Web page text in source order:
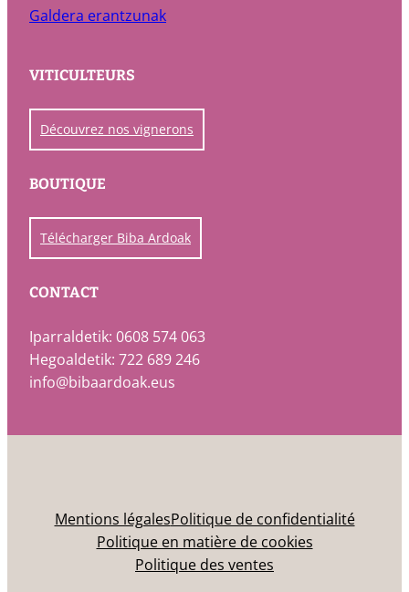
Galdera erantzunak
VITICULTEURS
Découvrez nos vignerons
BOUTIQUE
Télécharger Biba Ardoak
CONTACT
Iparraldetik: 0608 574 063
Hegoaldetik: 722 689 246
info@bibaardoak.eus
Mentions légalesPolitique de confidentialité
Politique en matière de cookies
Politique des ventes